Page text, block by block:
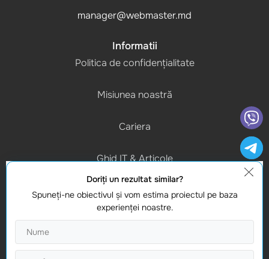
manager@webmaster.md
Informatii
Politica de confidențialitate
Misiunea noastră
Cariera
Ghid IT & Articole
Program de lucru
(L-V) 9:00 - 18:00
Doriţi un rezultat similar?
Spuneţi-ne obiectivul şi vom estima proiectul pe baza
experienţei noastre.